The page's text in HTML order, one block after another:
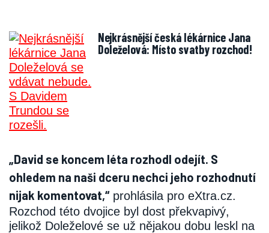
Nejkrásnější česká lékárnice Jana
Doleželová: Místo svatby rozchod!
„David se koncem léta rozhodl odejít. S
ohledem na naši dceru nechci jeho rozhodnutí
nijak komentovat,“prohlásila pro eXtra.cz.
Rozchod této dvojice byl dost překvapivý,
jelikož Doleželové se už nějakou dobu leskl na